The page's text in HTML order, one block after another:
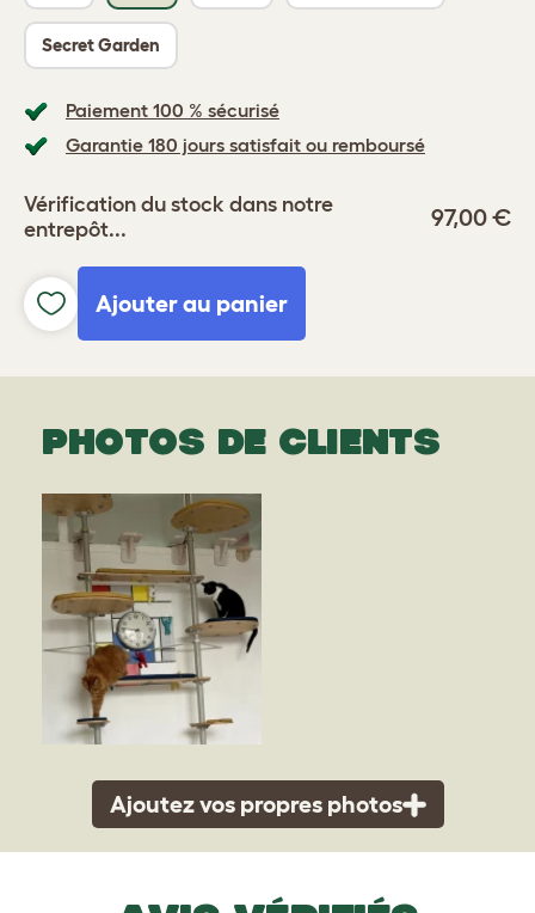
Secret Garden
Paiement 100 % sécurisé
Garantie 180 jours satisfait ou remboursé
Vérification du stock dans notre
entrepôt...
97,00 €
Ajouter au panier
PHOTOS DE CLIENTS
Ajoutez vos propres photos